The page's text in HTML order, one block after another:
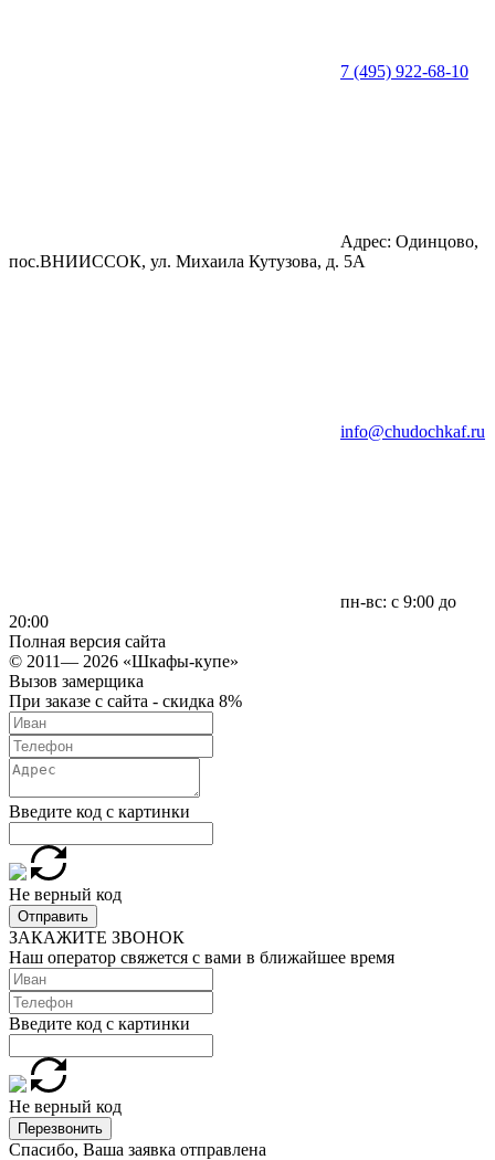
7 (495) 922-68-10
Адрес: Одинцово,
пос.ВНИИССОК, ул. Михаила Кутузова, д. 5А
info@chudochkaf.ru
пн-вс: с 9:00 до
20:00
Полная версия сайта
© 2011— 2026 «Шкафы-купе»
Вызов замерщика
При заказе с сайта - скидка 8%
Введите код с картинки
Не верный код
Отправить
ЗАКАЖИТЕ ЗВОНОК
Наш оператор свяжется с вами в ближайшее время
Введите код с картинки
Не верный код
Перезвонить
Спасибо, Ваша заявка отправлена